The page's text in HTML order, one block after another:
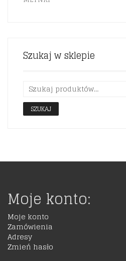
Szukaj w sklepie
SZUKAJ
Moje konto:
Moje konto
Zamówienia
Adresy
Zmień hasło